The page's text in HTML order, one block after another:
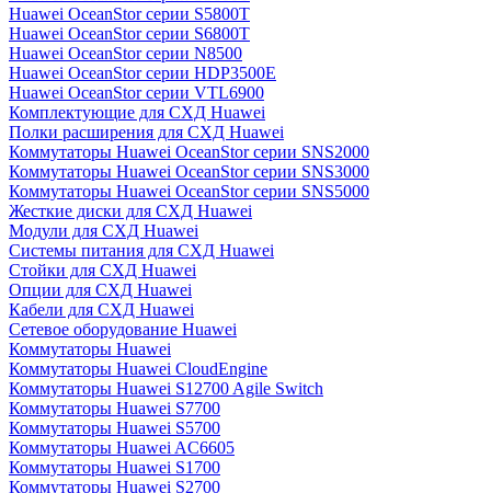
Huawei OceanStor серии S5800T
Huawei OceanStor серии S6800T
Huawei OceanStor серии N8500
Huawei OceanStor серии HDP3500E
Huawei OceanStor серии VTL6900
Комплектующие для СХД Huawei
Полки расширения для СХД Huawei
Коммутаторы Huawei OceanStor серии SNS2000
Коммутаторы Huawei OceanStor серии SNS3000
Коммутаторы Huawei OceanStor серии SNS5000
Жесткие диски для СХД Huawei
Модули для СХД Huawei
Системы питания для СХД Huawei
Стойки для СХД Huawei
Опции для СХД Huawei
Кабели для СХД Huawei
Сетевое оборудование Huawei
Коммутаторы Huawei
Коммутаторы Huawei CloudEngine
Коммутаторы Huawei S12700 Agile Switch
Коммутаторы Huawei S7700
Коммутаторы Huawei S5700
Коммутаторы Huawei AC6605
Коммутаторы Huawei S1700
Коммутаторы Huawei S2700